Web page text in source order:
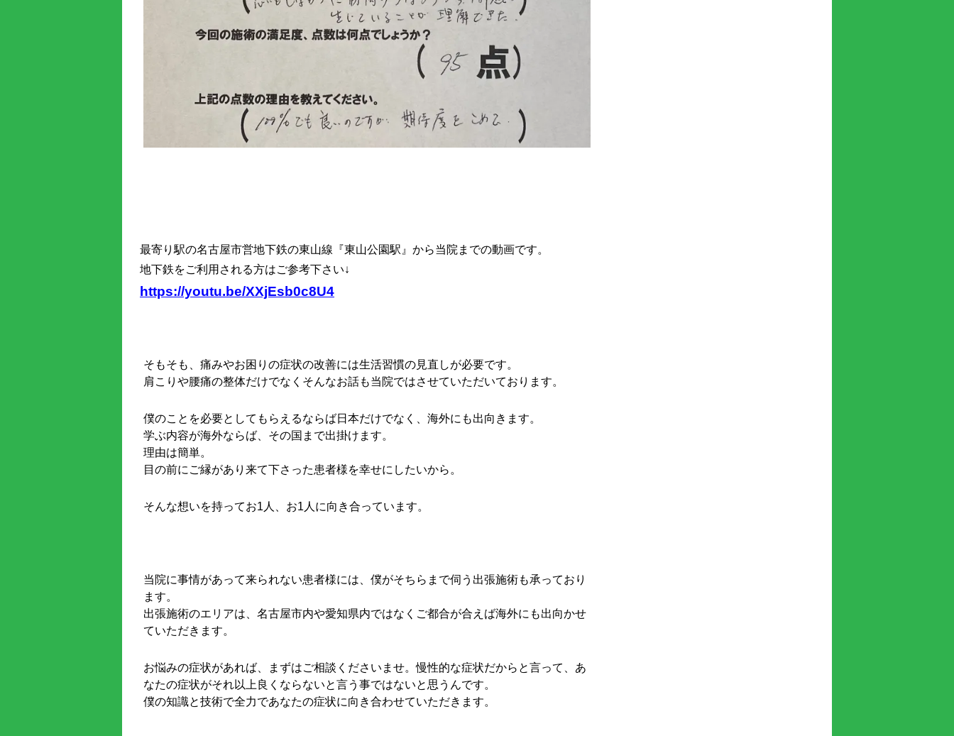
最寄り駅の名古屋市営地下鉄の東山線『東山公園駅』から当院までの動画です。
地下鉄をご利用される方はご参考下さい↓
https://youtu.be/XXjEsb0c8U4
そもそも、痛みやお困りの症状の改善には生活習慣の見直しが必要です。
肩こりや腰痛の整体だけでなくそんなお話も当院ではさせていただいております。
僕のことを必要としてもらえるならば日本だけでなく、海外にも出向きます。
学ぶ内容が海外ならば、その国まで出掛けます。
理由は簡単。
目の前にご縁があり来て下さった患者様を幸せにしたいから。
そんな想いを持ってお1人、お1人に向き合っています。
当院に事情があって来られない患者様には、僕がそちらまで伺う出張施術も承っており
ます。
出張施術のエリアは、名古屋市内や愛知県内ではなくご都合が合えば海外にも出向かせ
ていただきます。
お悩みの症状があれば、まずはご相談くださいませ。慢性的な症状だからと言って、あ
なたの症状がそれ以上良くならないと言う事ではないと思うんです。
僕の知識と技術で全力であなたの症状に向き合わせていただきます。